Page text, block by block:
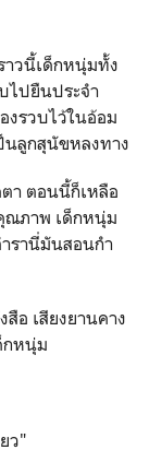
าวนี้เด็กหนุ่มทั้ง
ไปยืนประจำ
งรวบไว้ในอ้อม
นลูกสุนัขหลงทาง
า ตอนนี้ก็เหลือ
ณภาพ เด็กหนุ่ม
รานี่มันสอนกำ
อ เสียงยานคาง
กหนุ่ม
ว"